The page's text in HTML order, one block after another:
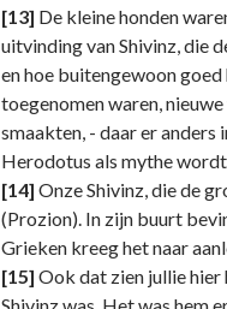
[13] De kleine honden
uitvinding van Shivinz, die
en hoe buitengewoon
toegenomen waren,
smaakten, - daar er
Herodotus als mythe
[14] Onze Shivinz, die de
(Prozion). In zijn buurt
Grieken kreeg het naar
[15] Ook dat zien jullie hier